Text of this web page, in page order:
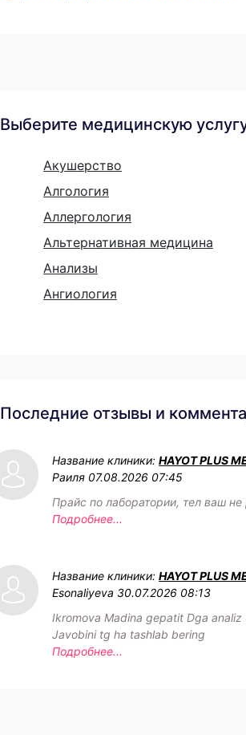
Выберите медицинскую
Акушерство
Алгология
Аллергология
Альтернативная медицина
Анализы
Ангиология
Последние отзывы и
Название клиники: HAYOT PLUS
Раиля 07.08.2026 07:45
Прайс по лаборатории, тел ваш не
Подробнее...
Название клиники: HAYOT PLUS
Esonaliyeva 30.07.2026 08:13
Ikromova Madina gepatit Dga analiz
Javobini tg ha tashlab bering
Подробнее...